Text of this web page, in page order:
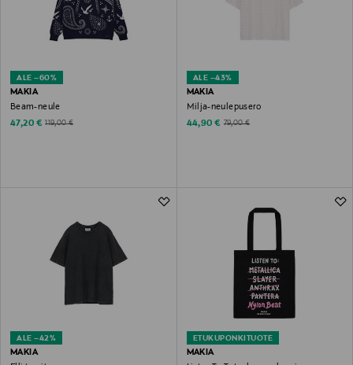
ALE –60%
MAKIA
Beam-neule
Discounted Price
47,20 € Original Price
119,00 €
ALE –43%
MAKIA
Milja-neulepusero
Discounted Price
44,90 € Original Price
79,00 €
ALE –42%
MAKIA
ETUKUPONKITUOTE
MAKIA